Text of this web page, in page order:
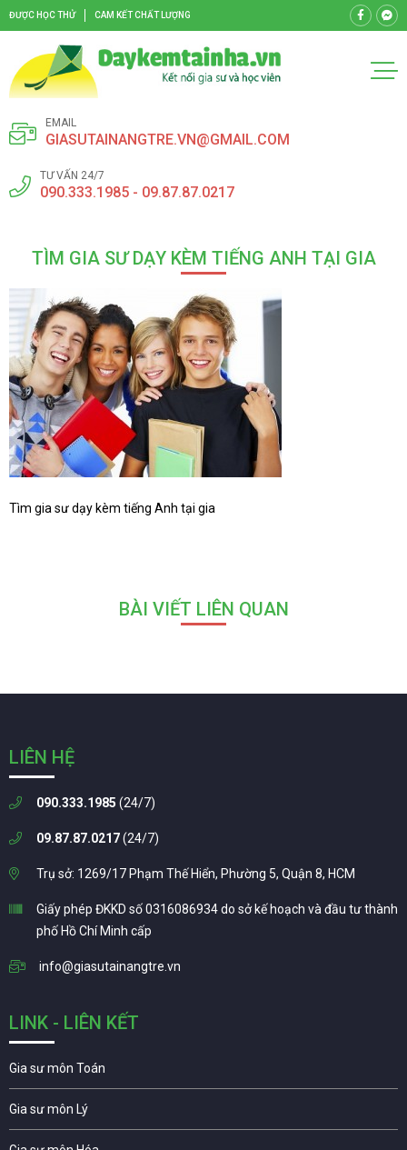
ĐƯỢC HỌC THỬ CAM KẾT CHẤT LƯỢNG
EMAIL
GIASUTAINANGTRE.VN@GMAIL.COM
TƯ VẤN 24/7
090.333.1985 - 09.87.87.0217
TÌM GIA SƯ DẠY KÈM TIẾNG ANH TẠI GIA
Tìm gia sư dạy kèm tiếng Anh tại gia
BÀI VIẾT LIÊN QUAN
LIÊN HỆ
090.333.1985 (24/7)
09.87.87.0217(24/7)
Trụ sở: 1269/17 Phạm Thế Hiển, Phường 5, Quận 8, HCM
Giấy phép ĐKKD số 0316086934 do sở kế hoạch và đầu tư thành
phố Hồ Chí Minh cấp
info@giasutainangtre.vn
LINK - LIÊN KẾT
Gia sư môn Toán
Gia sư môn Lý